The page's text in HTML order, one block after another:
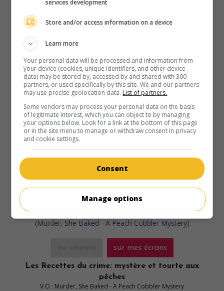
au cinéma sur mes écrans
Un Noël mémorable
V.O.: A Christmas to Remember
É.-U. 2016. Comédie sentimentalede David Weaver avec
Mira Sorvino,Cameron Mathison. Victime d'un accident de
voiture en route vers un chalet en montagne, une
présentatrice télé, devenue amnésique, est secourue par un
vétérinaire veuf, père de trois enfants.
sur mes écrans
Les Recettes du crime: mystère et tourte aux
pêches
V.O.: Murder, She Baked - A Peach Cobbler Mystery
services development
Store and/or access information on a device
Learn more
Your personal data will be processed and information from
your device (cookies, unique identifiers, and other device
data) may be stored by, accessed by and shared with 300
partners, or used specifically by this site. We and our partners
may use precise geolocation data. List of partners.
Some vendors may process your personal data on the basis
of legitimate interest, which you can object to by managing
your options below. Look for a link at the bottom of this page
or in the site menu to manage or withdraw consent in privacy
and cookie settings.
Consent
Manage options